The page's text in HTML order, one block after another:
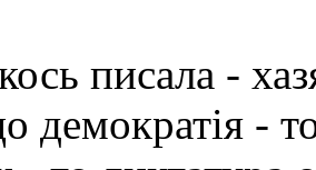
писала -
демократія -